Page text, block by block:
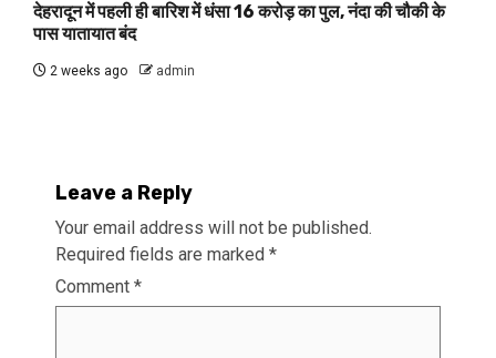
देहरादून में पहली ही बारिश में धंसा 16 करोड़ का पुल, नंदा की चौकी के
पास यातायात बंद
2 weeks ago admin
Leave a Reply
Your email address will not be published.
Required fields are marked *
Comment *